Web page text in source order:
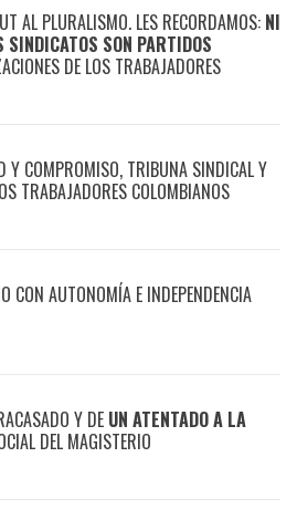
AL PLURALISMO. LES RECORDAMOS: NI
SINDICATOS SON PARTIDOS
DE LOS TRABAJADORES
Y COMPROMISO, TRIBUNA SINDICAL Y
TRABAJADORES COLOMBIANOS
CON AUTONOMÍA E INDEPENDENCIA
Y DE UN ATENTADO A LA
DEL MAGISTERIO